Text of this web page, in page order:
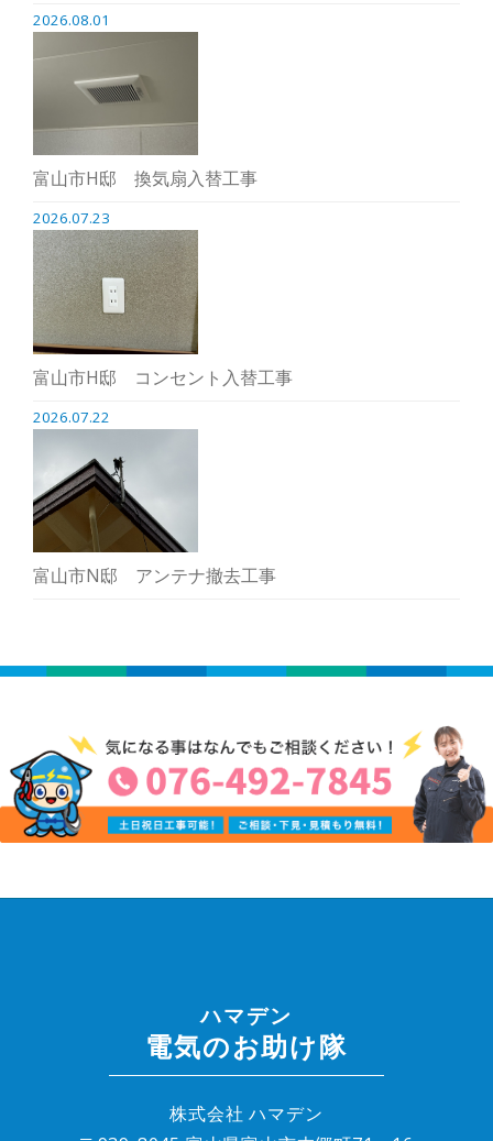
2026.08.01
富山市H邸 換気扇入替工事
2026.07.23
富山市H邸 コンセント入替工事
2026.07.22
富山市N邸 アンテナ撤去工事
ハマデン
電気のお助け隊
株式会社 ハマデン